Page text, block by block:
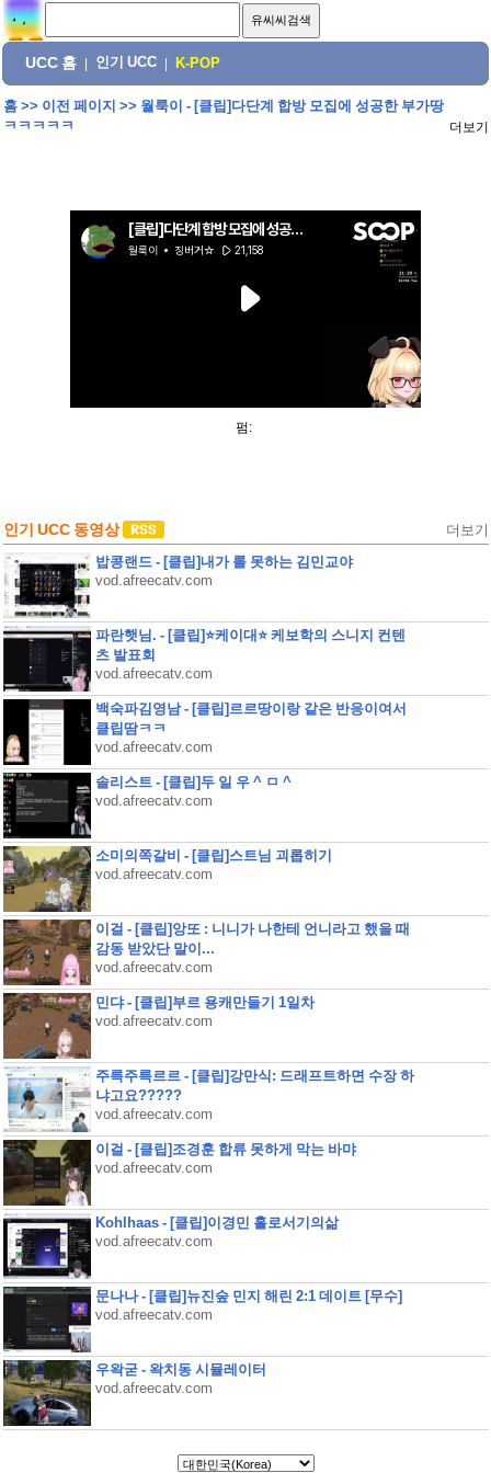
UCC 홈 인기 UCC K-POP
홈>> 이전 페이지 >> 월룩이 - [클립]다단계 합방 모집에 성공한 부가땅
ㅋㅋㅋㅋㅋ
더보기
펌:
인기 UCC 동영상 더보기
밥콩랜드 - [클립]내가 롤 못하는 김민교야
vod.afreecatv.com
파란햇님. - [클립]⭐케이대⭐ 케보학의 스니지 컨텐
츠 발표회
vod.afreecatv.com
백숙파김영남 - [클립]르르땅이랑 같은 반응이여서
클립땀ㅋㅋ
vod.afreecatv.com
솔리스트 - [클립]두 일 우 ^ ㅁ ^
vod.afreecatv.com
소미의쪽갈비 - [클립]스트님 괴롭히기
vod.afreecatv.com
이걸 - [클립]앙또 : 니니가 나한테 언니라고 했을 때
감동 받았단 말이...
vod.afreecatv.com
민댜 - [클립]부르 용캐만들기 1일차
vod.afreecatv.com
주륵주륵르르 - [클립]강만식: 드래프트하면 수장 하
냐고요?????
vod.afreecatv.com
이걸 - [클립]조경훈 합류 못하게 막는 바먀
vod.afreecatv.com
Kohlhaas - [클립]이경민 홀로서기의삶
vod.afreecatv.com
문나나 - [클립]뉴진숲 민지 해린 2:1 데이트 [무수]
vod.afreecatv.com
우왁굳 - 왁치동 시뮬레이터
vod.afreecatv.com